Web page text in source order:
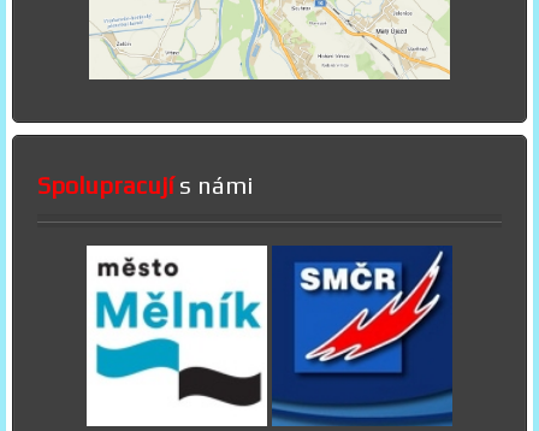
Spolupracujís námi